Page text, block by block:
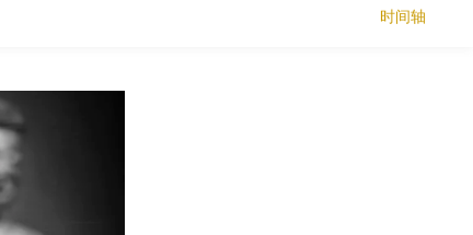
时间轴